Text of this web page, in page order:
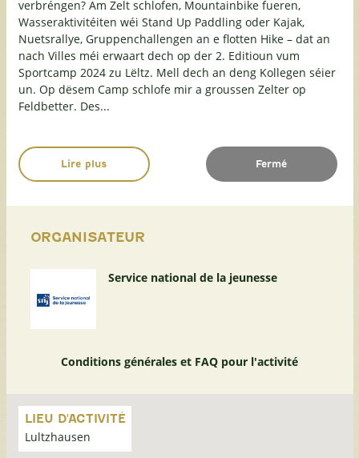
verbréngen? Am Zelt schlofen, Mountainbike fueren,
Wasseraktivitéiten wéi Stand Up Paddling oder Kajak,
Nuetsrallye, Gruppenchallengen an e flotten Hike – dat an
nach Villes méi erwaart dech op der 2. Editioun vum
Sportcamp 2024 zu Lëltz. Mell dech an deng Kollegen séier
un. Op dësem Camp schlofe mir a groussen Zelter op
Feldbetter. Des...
Lire plus Fermé
ORGANISATEUR
Service national de la jeunesse
Conditions générales et FAQ pour l'activité
LIEU D'ACTIVITÉ
Lultzhausen
Passer
carte